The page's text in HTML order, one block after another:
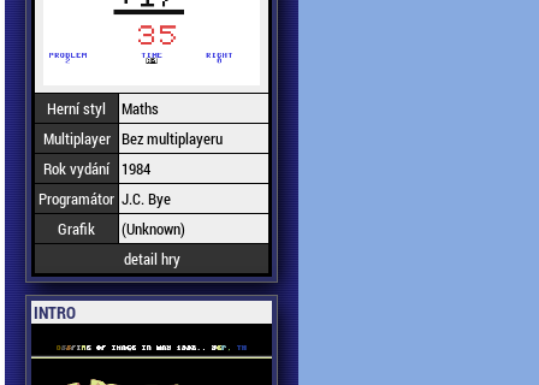
Herní styl
Maths
Multiplayer Bez multiplayeru
Rok vydání
1984
Programátor J.C. Bye
Grafik
(Unknown)
detail hry
INTRO